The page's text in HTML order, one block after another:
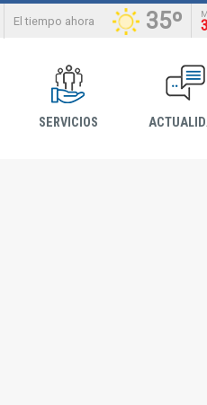
El tiempo ahora 35º
SERVICIOS